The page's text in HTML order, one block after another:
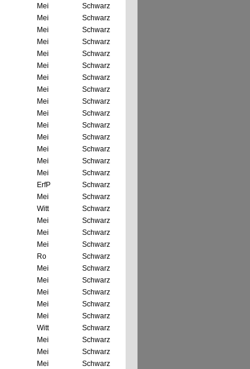
Mei
Schwarz
Mei
Schwarz
Mei
Schwarz
Mei
Schwarz
Mei
Schwarz
Mei
Schwarz
Mei
Schwarz
Mei
Schwarz
Mei
Schwarz
Mei
Schwarz
Mei
Schwarz
Mei
Schwarz
Mei
Schwarz
Mei
Schwarz
Mei
Schwarz
ErfP
Schwarz
Mei
Schwarz
Witt
Schwarz
Mei
Schwarz
Mei
Schwarz
Mei
Schwarz
Ro
Schwarz
Mei
Schwarz
Mei
Schwarz
Mei
Schwarz
Mei
Schwarz
Mei
Schwarz
Witt
Schwarz
Mei
Schwarz
Mei
Schwarz
Mei Schwarz